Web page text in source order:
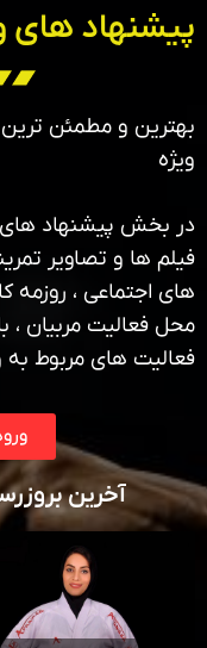
پیشنهاد های
بهترین و مطمئن
ویژه
در بخش پیشنهاد
فیلم ها و تصاویر
های اجتماعی ، روزمه
محل فعالیت مربیان ،
فعالیت های مربوط
آخرین